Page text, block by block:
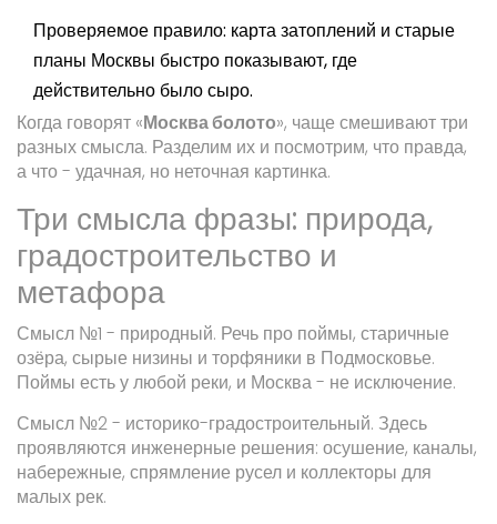
Проверяемое правило: карта затоплений и старые
планы Москвы быстро показывают, где
действительно было сыро.
Когда говорят «Москва болото», чаще смешивают три
разных смысла. Разделим их и посмотрим, что правда,
а что - удачная, но неточная картинка.
Три смысла фразы: природа,
градостроительство и
метафора
Смысл №1 - природный. Речь про поймы, старичные
озёра, сырые низины и торфяники в Подмосковье.
Поймы есть у любой реки, и Москва - не исключение.
Смысл №2 - историко-градостроительный. Здесь
проявляются инженерные решения: осушение, каналы,
набережные, спрямление русел и коллекторы для
малых рек.